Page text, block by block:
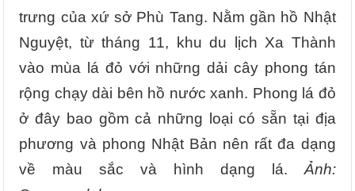
trưng của xứ sở Phù Tang. Nằm gần hồ Nhật
Nguyệt, từ tháng 11, khu du lịch Xa Thành
vào mùa lá đỏ với những dải cây phong tán
rộng chạy dài bên hồ nước xanh. Phong lá đỏ
ở đây bao gồm cả những loại có sẵn tại địa
phương và phong Nhật Bản nên rất đa dạng
về màu sắc và hình dạng lá. Ảnh: